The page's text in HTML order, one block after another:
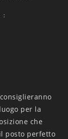
:
per la
che
posto perfetto